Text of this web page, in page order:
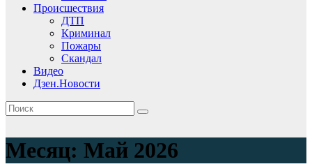
Происшествия
ДТП
Криминал
Пожары
Скандал
Видео
Дзен.Новости
Месяц: Май 2026